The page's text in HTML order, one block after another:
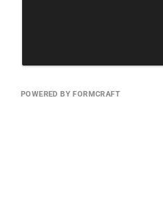
POWERED BY FORMCRAFT